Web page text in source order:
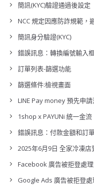
簡訊(KYC)驗證通過後設定
NCC 規定因應防詐規範，
簡訊身分驗證(KYC)
錯誤訊息：轉換編號輸入
訂單列表-篩選功能
篩選條件:檢視畫面
LINE Pay money 預先申請
1shop x PAYUNi 統一金流
錯誤訊息：付款金額和訂
2025年6月9日 全家冷凍
Facebook 廣告被拒登處
Google Ads 廣告被拒登